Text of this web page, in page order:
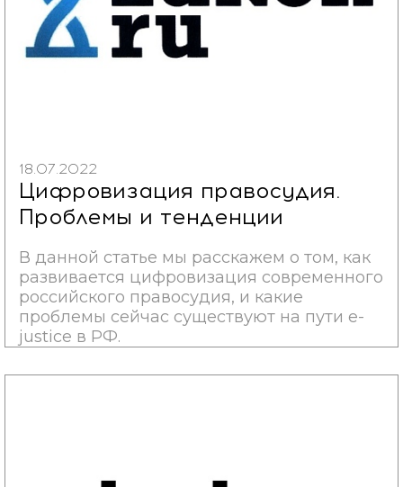
18.07.2022
Цифровизация правосудия.
Проблемы и тенденции
В данной статье мы расскажем о том, как
развивается цифровизация современного
российского правосудия, и какие
проблемы сейчас существуют на пути e-
justice в РФ.